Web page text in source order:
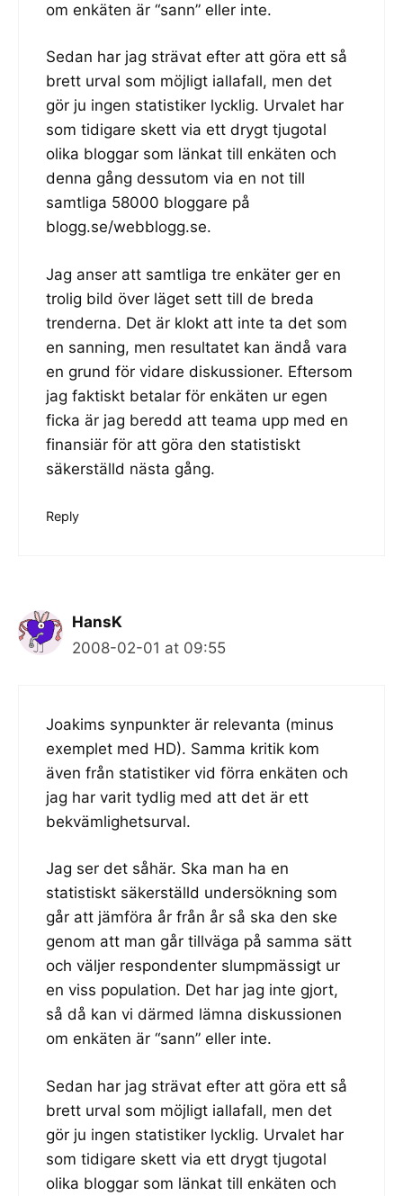
om enkäten är “sann” eller inte.
Sedan har jag strävat efter att göra ett så
brett urval som möjligt iallafall, men det
gör ju ingen statistiker lycklig. Urvalet har
som tidigare skett via ett drygt tjugotal
olika bloggar som länkat till enkäten och
denna gång dessutom via en not till
samtliga 58000 bloggare på
blogg.se/webblogg.se.
Jag anser att samtliga tre enkäter ger en
trolig bild över läget sett till de breda
trenderna. Det är klokt att inte ta det som
en sanning, men resultatet kan ändå vara
en grund för vidare diskussioner. Eftersom
jag faktiskt betalar för enkäten ur egen
ficka är jag beredd att teama upp med en
finansiär för att göra den statistiskt
säkerställd nästa gång.
Reply
HansK
2008-02-01 at 09:55
Joakims synpunkter är relevanta (minus
exemplet med HD). Samma kritik kom
även från statistiker vid förra enkäten och
jag har varit tydlig med att det är ett
bekvämlighetsurval.
Jag ser det såhär. Ska man ha en
statistiskt säkerställd undersökning som
går att jämföra år från år så ska den ske
genom att man går tillväga på samma sätt
och väljer respondenter slumpmässigt ur
en viss population. Det har jag inte gjort,
så då kan vi därmed lämna diskussionen
om enkäten är “sann” eller inte.
Sedan har jag strävat efter att göra ett så
brett urval som möjligt iallafall, men det
gör ju ingen statistiker lycklig. Urvalet har
som tidigare skett via ett drygt tjugotal
olika bloggar som länkat till enkäten och